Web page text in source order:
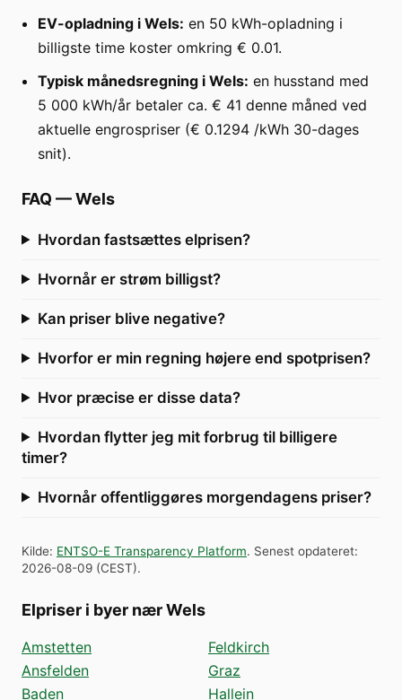
EV-opladning i Wels: en 50 kWh-opladning i
billigste time koster omkring € 0.01.
Typisk månedsregning i Wels: en husstand med
5 000 kWh/år betaler ca. € 41 denne måned ved
aktuelle engrospriser (€ 0.1294 /kWh 30-dages
snit).
FAQ —Wels
Hvordan fastsættes elprisen?
Hvornår er strøm billigst?
Kan priser blive negative?
Hvorfor er min regning højere end spotprisen?
Hvor præcise er disse data?
Hvordan flytter jeg mit forbrug til billigere
timer?
Hvornår offentliggøres morgendagens priser?
Kilde: ENTSO-E Transparency Platform. Senest opdateret:
2026-08-09 (CEST).
Elpriser i byer nær Wels
Amstetten
Ansfelden
Baden
Feldkirch
Graz
Hallein